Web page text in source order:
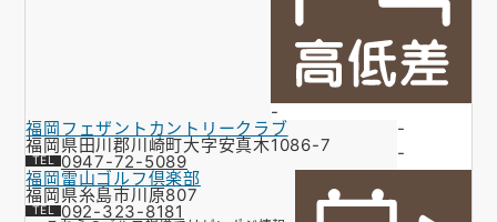
-
福岡フェザントカントリークラブ
福岡県田川郡川崎町大字安真木1086-7
0947-72-5089
-
-
福岡雷山ゴルフ倶楽部
福岡県糸島市川原807
092-323-8181